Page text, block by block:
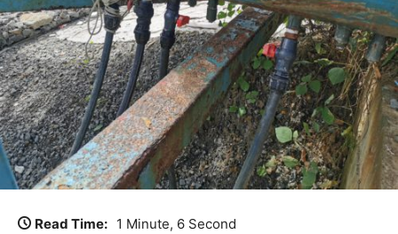
Read Time: 1 Minute, 6 Second